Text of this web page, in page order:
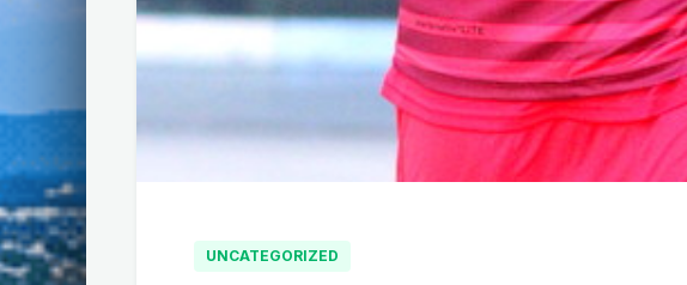
UNCATEGORIZED